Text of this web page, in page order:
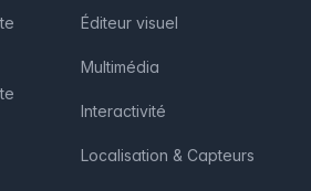
Éditeur visuel
Multimédia
Interactivité
Localisation & Capteurs